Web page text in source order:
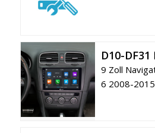
D10-
9 Zoll
6 2008-2015